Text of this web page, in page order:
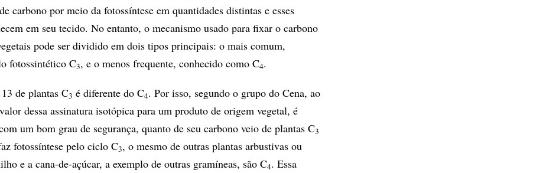
carbono por meio da fotossíntese em quantidades distintas e esses
em seu tecido. No entanto, o mecanismo usado para fixar o carbono
pode ser dividido em dois tipos principais: o mais comum,
fotossintético C3, e o menos frequente, conhecido como C4.
de plantas C3 é diferente do C4. Por isso, segundo o grupo do Cena, ao
dessa assinatura isotópica para um produto de origem vegetal, é
um bom grau de segurança, quanto de seu carbono veio de plantas C3
fotossíntese pelo ciclo C3, o mesmo de outras plantas arbustivas ou
e a cana-de-açúcar, a exemplo de outras gramíneas, são C4. Essa